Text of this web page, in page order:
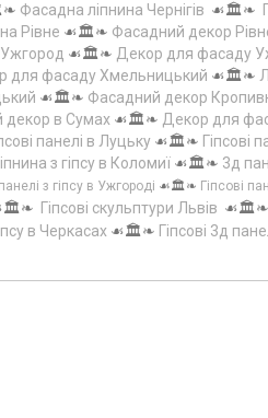
Фасадна ліпнина Чернігів ☙🏛️❧
Рівне ☙🏛️❧ Фасадний декор
Ужгород ☙🏛️❧ Декор для фасаду
для фасаду Хмельницький ☙🏛️❧
☙🏛️❧ Фасадний декор
декор в Сумах ☙🏛️❧ Декор для
панелі в Луцьку ☙🏛️❧ Гіпсові
з гіпсу в Коломиї ☙🏛️❧ 3д
з гіпсу в Ужгороді ☙🏛️❧ Гіпсові
Гіпсові скульптури Львів ☙🏛️❧
в Черкасах ☙🏛️❧ Гіпсові 3д